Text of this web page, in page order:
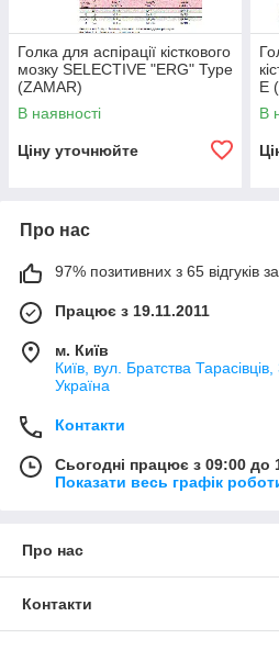
Голка для аспірації кісткового
мозку SELECTIVE "ERG" Type
(ZAMAR)
В наявності
Ціну уточнюйте
Е
В
Про нас
97% позитивних з 65 відгуків за
Працює з 19.11.2011
м. Київ
Київ, вул. Братства
Україна
Контакти
Сьогодні працює з 09:00 до
Показати весь графік
Про нас
Контакти